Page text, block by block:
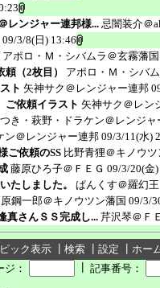
レンジャー連邦様... 忌闇装介＠
09/3/8(日) 13:46
アポロ・Ｍ・シバムラ＠玄霧藩国
（2枚目）
アポロ・Ｍ・シバ
ト 矢神サク＠レンジャー連邦
依頼イラスト 矢神サク＠レン
き・萩野・ドラケン＠レンジャ
ン＠レンジャー連邦 09/3/11(水)
ご依頼のSS 比野青狸＠キノウ
藤原ひろ子＠ＦＥＧ 09/3/20(金
たしました。
ぱんくす＠羅幻
鋼一郎＠キノウツン藩国 09/3/
真さんＳＳ完成し... 芹沢琴＠Ｆ
ピック表示 検索 設定
ホー
ジ：
記事番号：